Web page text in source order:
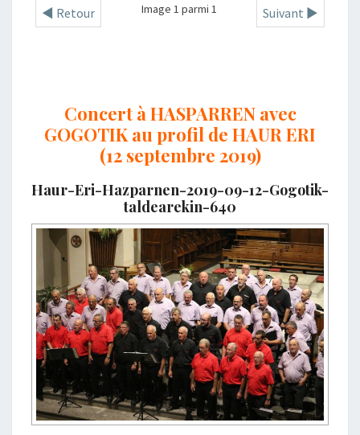
◄ Retour Suivant ►
Image 1 parmi 1
Concert à HASPARREN avec
GOGOTIK au profil de HAUR ERI
(12 septembre 2019)
Haur-Eri-Hazparnen-2019-09-12-Gogotik-
taldearekin-640